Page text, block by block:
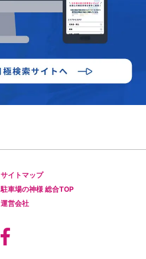
サイトマップ
駐車場の神様 総合TOP
運営会社